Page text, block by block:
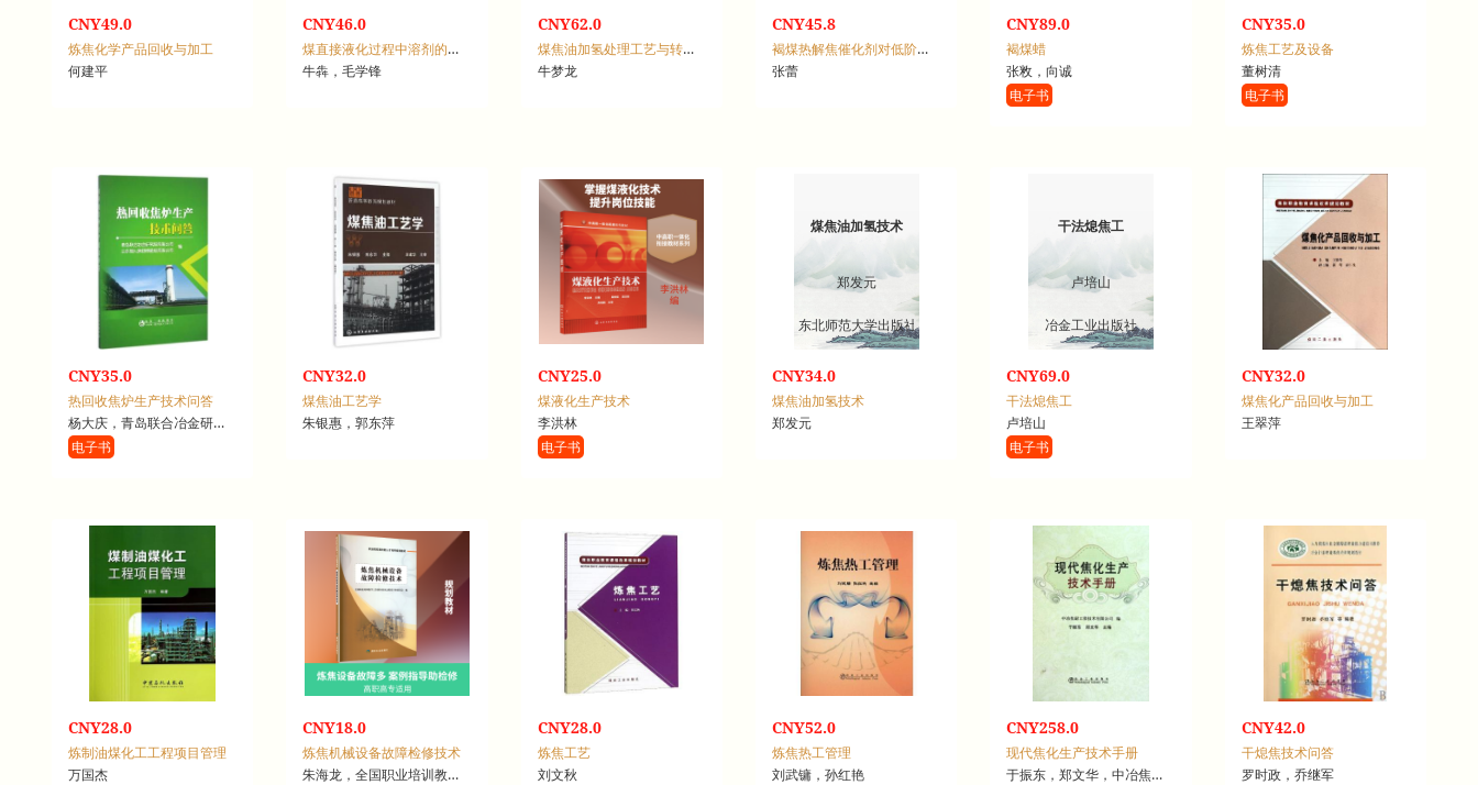
CNY49.0
炼焦化学产品回收与加工
何建平
CNY46.0
煤直接液化过程中溶剂的作用及氢传递机理
牛犇，毛学锋
CNY62.0
煤焦油加氢处理工艺与转化机理
牛梦龙
CNY45.8
褐煤热解焦催化剂对低阶煤热解过程中油气品质的研究
张蕾
CNY89.0
褐煤蜡
张敉，向诚
电子书
CNY35.0
炼焦工艺及设备
董树清
电子书
CNY35.0
热回收焦炉生产技术问答
杨大庆，青岛联合冶金研究院有限公司，山东焦化集团铸造焦有限公司
电子书
CNY32.0
煤焦油工艺学
朱银惠，郭东萍
CNY25.0
煤液化生产技术
李洪林
电子书
煤焦油加氢技术
郑发元
东北师范大学出版社
CNY34.0
煤焦油加氢技术
郑发元
干法熄焦工
卢培山
冶金工业出版社
CNY69.0
干法熄焦工
卢培山
电子书
CNY32.0
煤焦化产品回收与加工
王翠萍
CNY28.0
炼制油煤化工工程项目管理
万国杰
CNY18.0
炼焦机械设备故障检修技术
朱海龙，全国职业培训教学工作指导委员会煤炭专业委员会
CNY28.0
炼焦工艺
刘文秋
CNY52.0
炼焦热工管理
刘武镛，孙红艳
CNY258.0
现代焦化生产技术手册
于振东，郑文华，中冶焦耐工程技术公司
CNY42.0
干熄焦技术问答
罗时政，乔继军